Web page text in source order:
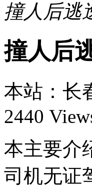
撞人后逃
撞人后
本站：长
2440
本主要介
司机无证